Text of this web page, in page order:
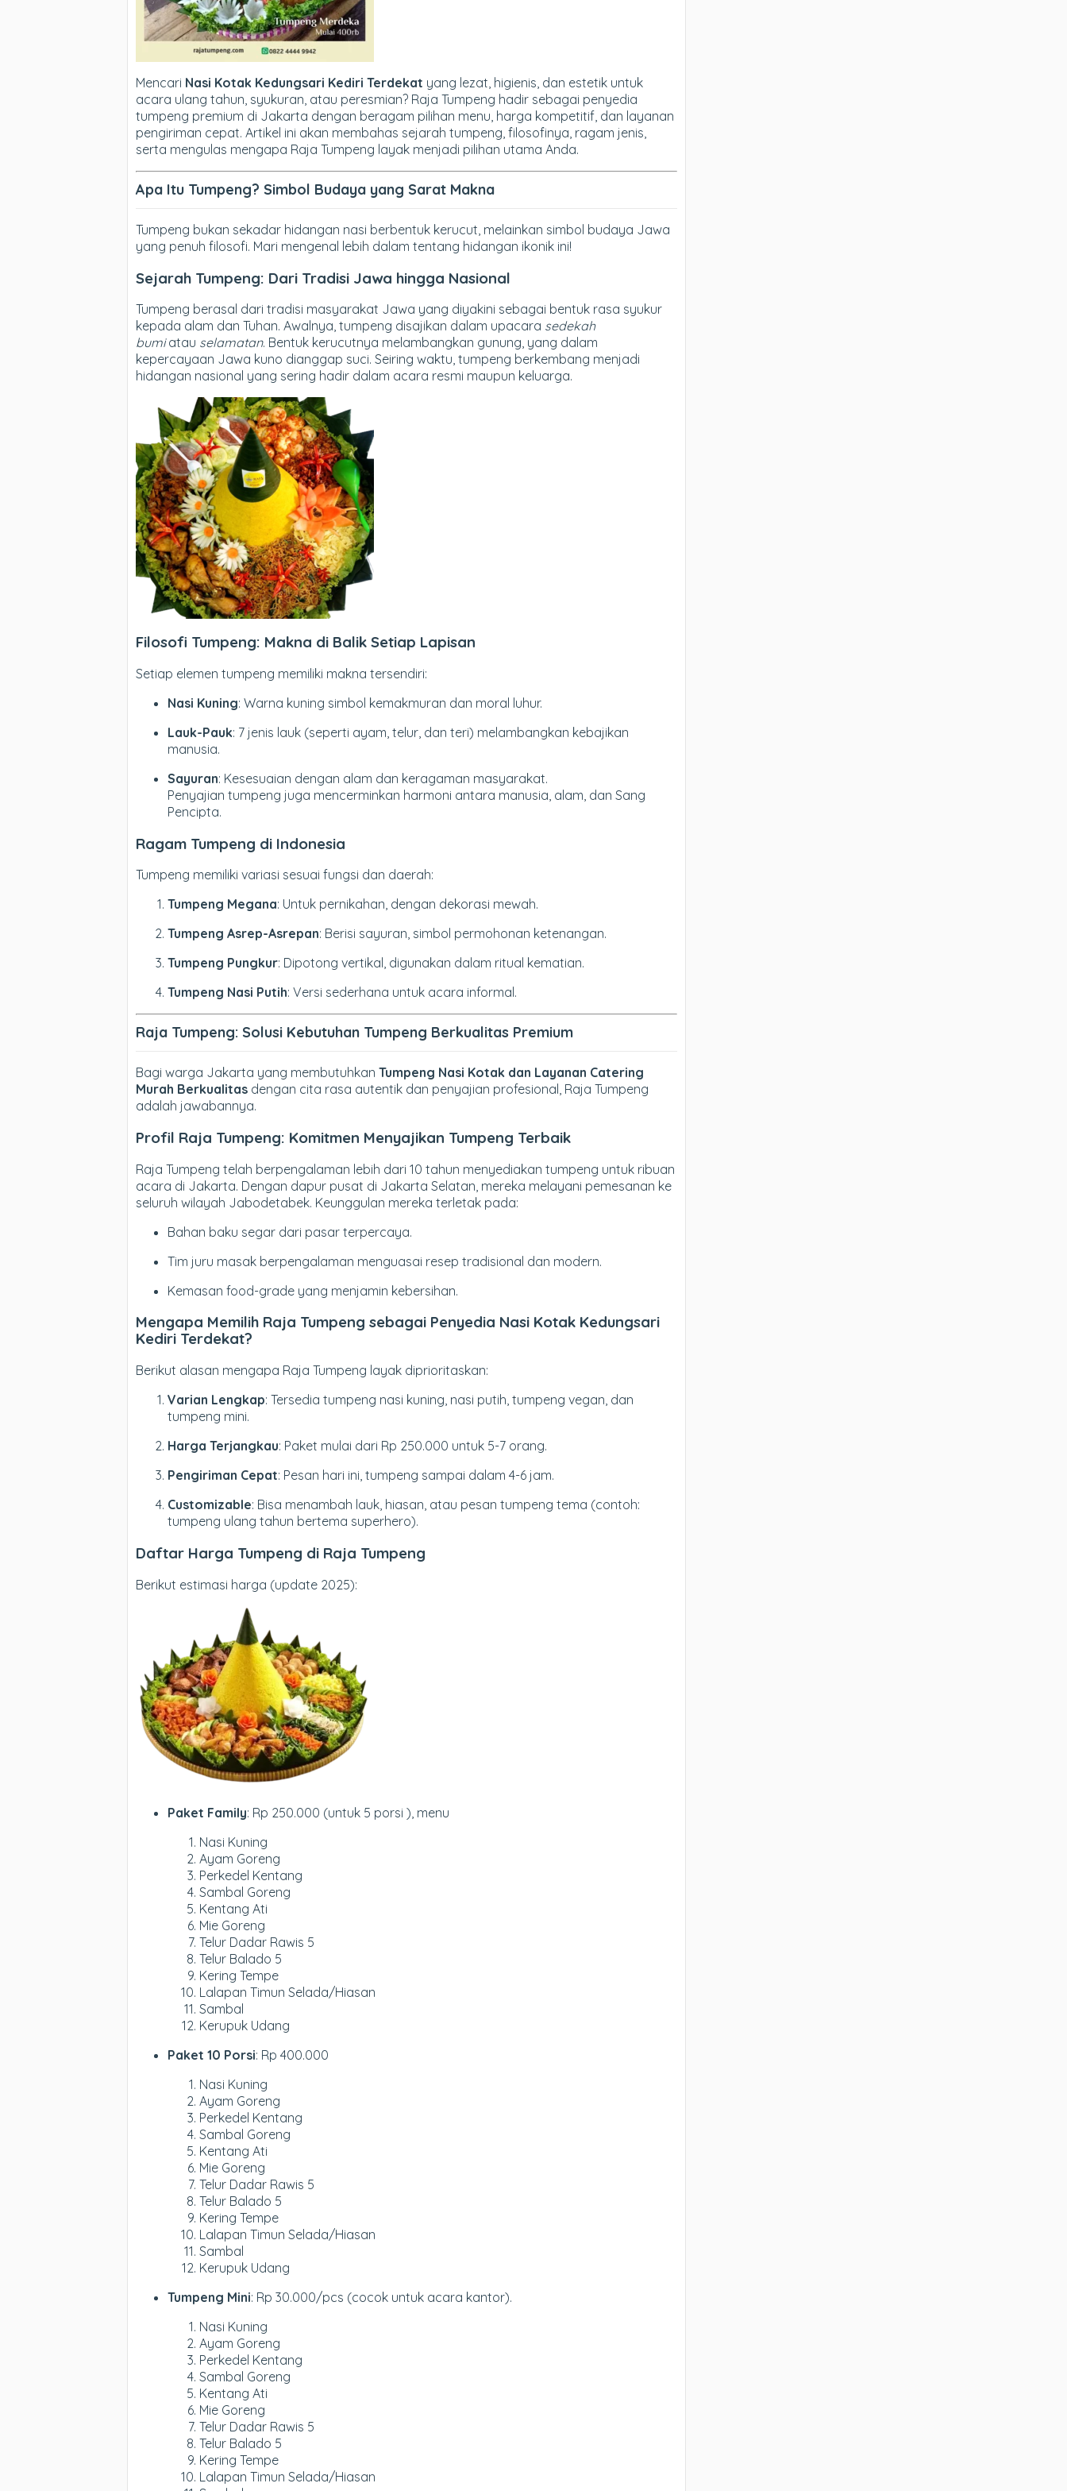
Mencari Nasi Kotak Kedungsari Kediri Terdekat yang lezat, higienis, dan estetik untuk
acara ulang tahun, syukuran, atau peresmian? Raja Tumpeng hadir sebagai penyedia
tumpeng premium di Jakarta dengan beragam pilihan menu, harga kompetitif, dan layanan
pengiriman cepat. Artikel ini akan membahas sejarah tumpeng, filosofinya, ragam jenis,
serta mengulas mengapa Raja Tumpeng layak menjadi pilihan utama Anda.
Apa Itu Tumpeng? Simbol Budaya yang Sarat Makna
Tumpeng bukan sekadar hidangan nasi berbentuk kerucut, melainkan simbol budaya Jawa
yang penuh filosofi. Mari mengenal lebih dalam tentang hidangan ikonik ini!
Sejarah Tumpeng: Dari Tradisi Jawa hingga Nasional
Tumpeng berasal dari tradisi masyarakat Jawa yang diyakini sebagai bentuk rasa syukur
kepada alam dan Tuhan. Awalnya, tumpeng disajikan dalam upacara sedekah
bumiatau selamatan. Bentuk kerucutnya melambangkan gunung, yang dalam
kepercayaan Jawa kuno dianggap suci. Seiring waktu, tumpeng berkembang menjadi
hidangan nasional yang sering hadir dalam acara resmi maupun keluarga.
Filosofi Tumpeng: Makna di Balik Setiap Lapisan
Setiap elemen tumpeng memiliki makna tersendiri:
Nasi Kuning: Warna kuning simbol kemakmuran dan moral luhur.
Lauk-Pauk: 7 jenis lauk (seperti ayam, telur, dan teri) melambangkan kebajikan
manusia.
Sayuran: Kesesuaian dengan alam dan keragaman masyarakat.
Penyajian tumpeng juga mencerminkan harmoni antara manusia, alam, dan Sang
Pencipta.
Ragam Tumpeng di Indonesia
Tumpeng memiliki variasi sesuai fungsi dan daerah:
Tumpeng Megana: Untuk pernikahan, dengan dekorasi mewah.
Tumpeng Asrep-Asrepan: Berisi sayuran, simbol permohonan ketenangan.
Tumpeng Pungkur: Dipotong vertikal, digunakan dalam ritual kematian.
Tumpeng Nasi Putih: Versi sederhana untuk acara informal.
Raja Tumpeng: Solusi Kebutuhan Tumpeng Berkualitas Premium
Bagi warga Jakarta yang membutuhkan Tumpeng Nasi Kotak dan Layanan Catering
Murah Berkualitas dengan cita rasa autentik dan penyajian profesional, Raja Tumpeng
adalah jawabannya.
Profil Raja Tumpeng: Komitmen Menyajikan Tumpeng Terbaik
Raja Tumpeng telah berpengalaman lebih dari 10 tahun menyediakan tumpeng untuk ribuan
acara di Jakarta. Dengan dapur pusat di Jakarta Selatan, mereka melayani pemesanan ke
seluruh wilayah Jabodetabek. Keunggulan mereka terletak pada:
Bahan baku segar dari pasar terpercaya.
Tim juru masak berpengalaman menguasai resep tradisional dan modern.
Kemasan food-grade yang menjamin kebersihan.
Mengapa Memilih Raja Tumpeng sebagai Penyedia Nasi Kotak Kedungsari
Kediri Terdekat?
Berikut alasan mengapa Raja Tumpeng layak diprioritaskan:
Varian Lengkap: Tersedia tumpeng nasi kuning, nasi putih, tumpeng vegan, dan
tumpeng mini.
Harga Terjangkau: Paket mulai dari Rp 250.000 untuk 5-7 orang.
Pengiriman Cepat: Pesan hari ini, tumpeng sampai dalam 4-6 jam.
Customizable: Bisa menambah lauk, hiasan, atau pesan tumpeng tema (contoh:
tumpeng ulang tahun bertema superhero).
Daftar Harga Tumpeng di Raja Tumpeng
Berikut estimasi harga (update 2025):
Paket Family: Rp 250.000 (untuk 5 porsi ), menu
Nasi Kuning
Ayam Goreng
Perkedel Kentang
Sambal Goreng
Kentang Ati
Mie Goreng
Telur Dadar Rawis 5
Telur Balado 5
Kering Tempe
Lalapan Timun Selada/Hiasan
Sambal
Kerupuk Udang
Paket 10 Porsi: Rp 400.000
Nasi Kuning
Ayam Goreng
Perkedel Kentang
Sambal Goreng
Kentang Ati
Mie Goreng
Telur Dadar Rawis 5
Telur Balado 5
Kering Tempe
Lalapan Timun Selada/Hiasan
Sambal
Kerupuk Udang
Tumpeng Mini: Rp 30.000/pcs (cocok untuk acara kantor).
Nasi Kuning
Ayam Goreng
Perkedel Kentang
Sambal Goreng
Kentang Ati
Mie Goreng
Telur Dadar Rawis 5
Telur Balado 5
Kering Tempe
Lalapan Timun Selada/Hiasan